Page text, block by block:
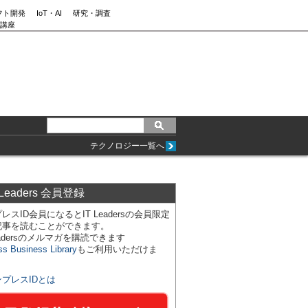
ト開発 IoT・AI
研究・調査
座
テクノロジー一覧へ
会員登録
スID会員になるとIT Leadersの会員限定
を読むことができます。
のメルマガを購読できます
Business Libraryもご利用いただけま
プレスIDとは